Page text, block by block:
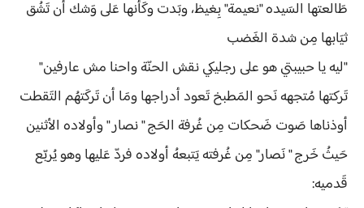
طَالعتها السَيده "نعيمة" بِغيظ، وبَدت وكَأنها عَلى وَشك أن تَشُق
ثيَابها مِن شدة الغَضب
"ليه يا حبيبتي هو على رجليكي نقش الحنّة واحنا مش عارفين"
تَركتها مُتجهه نَحو المَطبخ تَعود أدراجها ومَا أن تَركَتهُم التَقطت
أوذناها صَوت ضَحكات مِن غُرفة الحَج " نصار " وأولاده الأثنين
حَيثُ خَرج " نَصار" مِن غُرفته يَتبعهُ أولاده فردّ عَليها وهو يُربّع
قَدميه: